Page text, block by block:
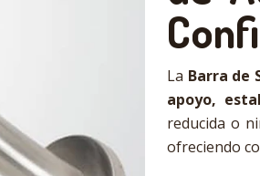
La Barra de
apoyo,
reducida o
ofreciendo